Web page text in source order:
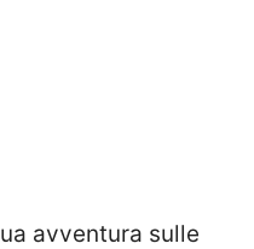
avventura sulle